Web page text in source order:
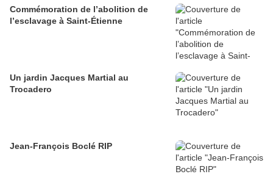
Commémoration de l’abolition de
l’esclavage à Saint-Étienne
Un jardin Jacques Martial au
Trocadero
Jean-François Boclé RIP